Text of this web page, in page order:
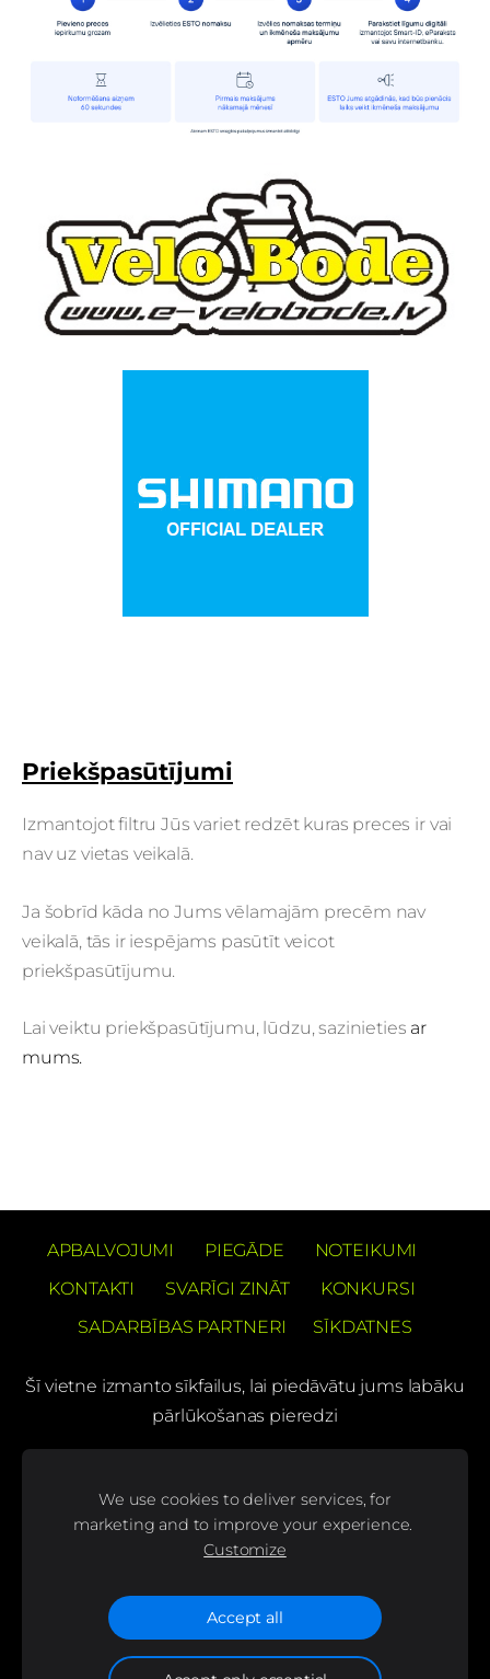
Priekšpasūtījumi
Izmantojot filtru Jūs variet redzēt kuras preces ir vai
nav uz vietas veikalā.
Ja šobrīd kāda no Jums vēlamajām precēm nav
veikalā, tās ir iespējams pasūtīt veicot
priekšpasūtījumu.
Lai veiktu priekšpasūtījumu, lūdzu, sazinieties ar
mums.
APBALVOJUMI PIEGĀDE
NOTEIKUMI
KONTAKTI
SVARĪGI ZINĀT
KONKURSI
SADARBĪBAS PARTNERI
SĪKDATNES
Šī vietne izmanto sīkfailus, lai piedāvātu jums labāku
pārlūkošanas pieredzi
(C) SIA "BS bicycles"
Seko mums mūsu sociālajos tīklos un uzzini
jaunumus pirmais!
We use cookies to deliver services, for
marketing and to improve your experience.
Customize
Accept all